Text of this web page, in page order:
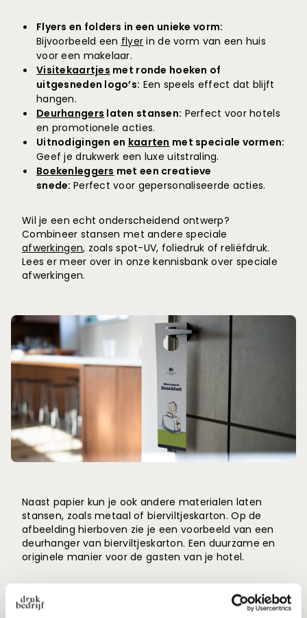
Flyers en folders in een unieke vorm:
Bijvoorbeeld een flyer in de vorm van een huis
voor een makelaar.
Visitekaartjes met ronde hoeken of
uitgesneden logo’s: Een speels effect dat blijft
hangen.
Deurhangers laten stansen: Perfect voor hotels
en promotionele acties.
Uitnodigingen en kaarten met speciale vormen:
Geef je drukwerk een luxe uitstraling.
Boekenleggers met een creatieve
snede: Perfect voor gepersonaliseerde acties.
Wil je een echt onderscheidend ontwerp?
Combineer stansen met andere speciale
afwerkingen, zoals spot-UV, foliedruk of reliëfdruk.
Lees er meer over in onze kennisbank over speciale
afwerkingen.
Naast papier kun je ook andere materialen laten
stansen, zoals metaal of bierviltjeskarton. Op de
afbeelding hierboven zie je een voorbeeld van een
deurhanger van bierviltjeskarton. Een duurzame en
originele manier voor de gasten van je hotel.